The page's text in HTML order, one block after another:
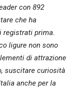
con 892
che ha
registrati prima.
ligure non sono
di attrazione
suscitare curiosità
anche per la